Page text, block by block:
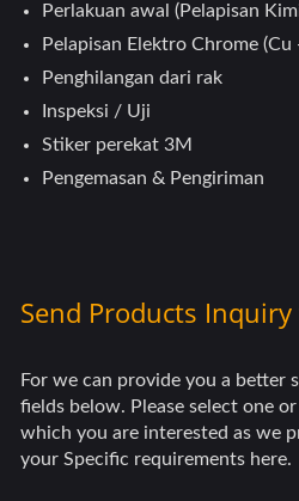
Perlakuan awal (Pelapisan
Pelapisan Elektro Chrome (Cu
Penghilangan dari rak
Inspeksi / Uji
Stiker perekat 3M
Pengemasan & Pengiriman